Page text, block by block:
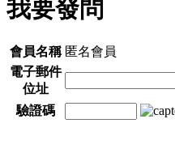
我要發問
會員名稱 匿名會員
電子郵件
位址
驗證碼